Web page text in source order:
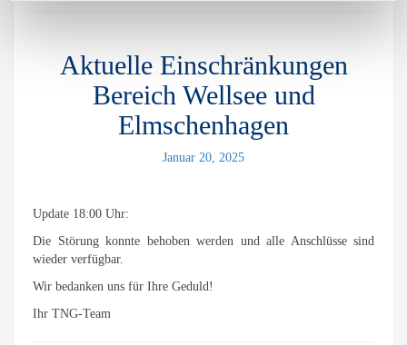
Aktuelle Einschränkungen
Bereich Wellsee und
Elmschenhagen
Januar 20, 2025
Update 18:00 Uhr:
Die Störung konnte behoben werden und alle Anschlüsse sind
wieder verfügbar.
Wir bedanken uns für Ihre Geduld!
Ihr TNG-Team